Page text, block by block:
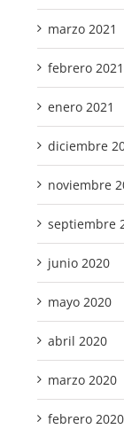
marzo 2021
febrero 2021
enero 2021
diciembre
noviembre
septiembre
junio 2020
mayo 2020
abril 2020
marzo 2020
febrero 2020